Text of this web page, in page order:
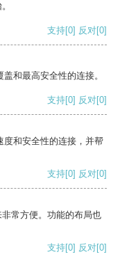
支持[0] 反对[0]
和最高安全性的连接。
支持[0] 反对[0]
度和安全性的连接，并帮
支持[0] 反对[0]
常方便。功能的布局也
支持[0] 反对[0]